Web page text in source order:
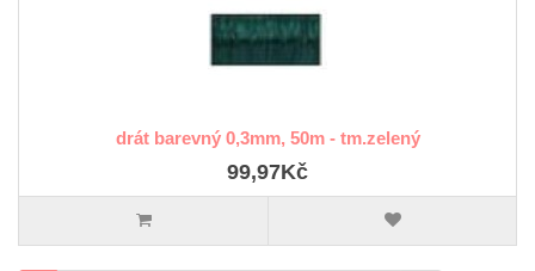
drát barevný 0,3mm, 50m - tm.zelený
99,97Kč